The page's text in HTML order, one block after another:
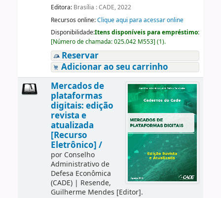
Editora: Brasília : CADE, 2022
Recursos online:Clique aqui para acessar online
Disponibilidade:Itens disponíveis para empréstimo:
[Número de chamada:025.042 M553] (1).
Reservar
Adicionar ao seu carrinho
Mercados de
plataformas
digitais: edição
revista e
atualizada
[Recurso
Eletrônico] /
por Conselho
Administrativo de
Defesa Econômica
(CADE)| Resende,
Guilherme Mendes [Editor].